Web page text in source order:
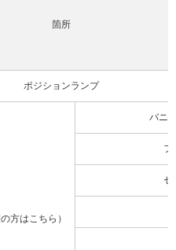
箇所
ポジションランプ
方はこちら）
バニ
フ
セ